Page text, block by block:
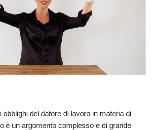
obblighi del datore di lavoro in materia di
è un argomento complesso e di grande